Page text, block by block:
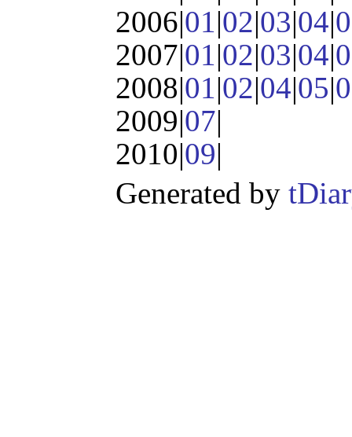
2006|01|02|03|04|
2007|01|02|03|04|
2008|01|02|04|05|
2009|07|
2010|09|
Generated by